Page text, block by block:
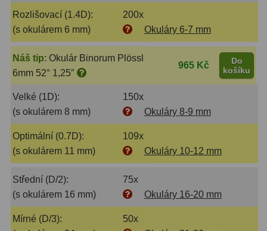
Upínací prvky13
Závaží3
Ostatní
Zrcátka a hranoly
Diagonální hranoly 7
Amici hranoly 90°7
Pozorovací dalekohledy
Rozlišovací (1.4D):
200x
(s okulárem 6 mm)
Okuláry 6-7 mm
Náš tip: Okulár Binorum Plössl
6mm 52° 1,25″
965 Kč
Do
košíku
Velké (1D):
150x
(s okulárem 8 mm)
Okuláry 8-9 mm
Optimální (0.7D):
109x
(s okulárem 11 mm)
Okuláry 10-12 mm
Střední (D/2):
75x
(s okulárem 16 mm)
Okuláry 16-20 mm
Mírné (D/3):
50x